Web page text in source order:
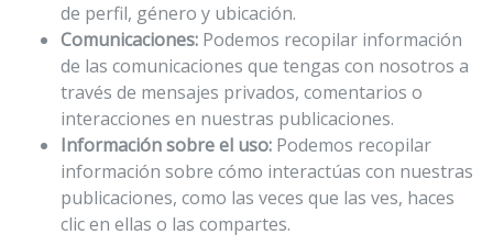
de perfil, género y ubicación.
Comunicaciones: Podemos recopilar información
de las comunicaciones que tengas con nosotros a
través de mensajes privados, comentarios o
interacciones en nuestras publicaciones.
Información sobre el uso: Podemos recopilar
información sobre cómo interactúas con nuestras
publicaciones, como las veces que las ves, haces
clic en ellas o las compartes.